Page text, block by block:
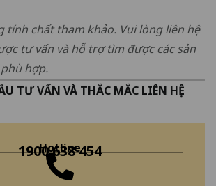
tính chất tham khảo. Vui lòng liên hệ
tư vấn và hỗ trợ tìm được các sản
hợp.
TƯ VẤN VÀ THẮC MẮC LIÊN HỆ
Hotline
1900 638 454